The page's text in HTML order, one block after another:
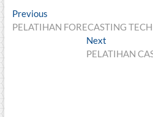
Post
navigation
PreviousPrevious
post:
PELATIHAN FORECASTING
Next
post:
PELATIHAN